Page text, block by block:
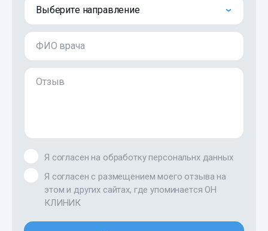
Выберите направление
ФИО врача
Отзыв
Я согласен на обработку персональнх данных
Я согласен с размещением моего отзыва на
этом и других сайтах, где упоминается ОН
КЛИНИК